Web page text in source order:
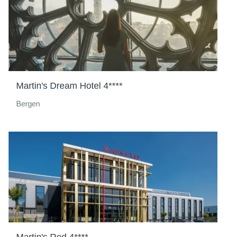
Martin's Dream Hotel 4****
Bergen
Hotels
Bestemmingen
Aanbiedingen
Restaurants